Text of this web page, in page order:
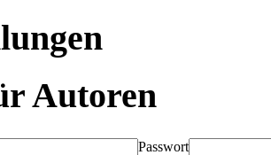
Autoren
Passwort